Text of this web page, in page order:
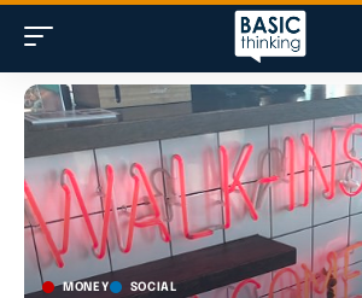
MONEY SOCIAL